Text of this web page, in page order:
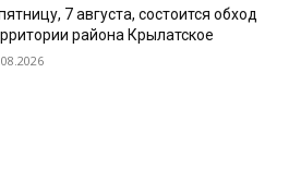
7 августа, состоится обход
района Крылатское